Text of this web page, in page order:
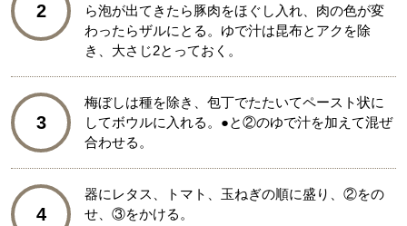
2
ら泡が出てきたら豚肉をほぐし入れ、肉の色が変
わったらザルにとる。ゆで汁は昆布とアクを除
き、大さじ2とっておく。
3
梅ぼしは種を除き、包丁でたたいてペースト状に
してボウルに入れる。●と②のゆで汁を加えて混ぜ
合わせる。
4
器にレタス、トマト、玉ねぎの順に盛り、②をの
せ、③をかける。